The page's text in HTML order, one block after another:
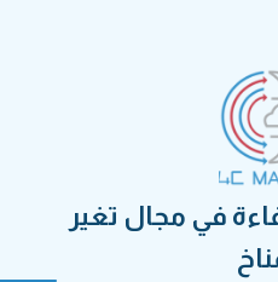
في مجال تغير